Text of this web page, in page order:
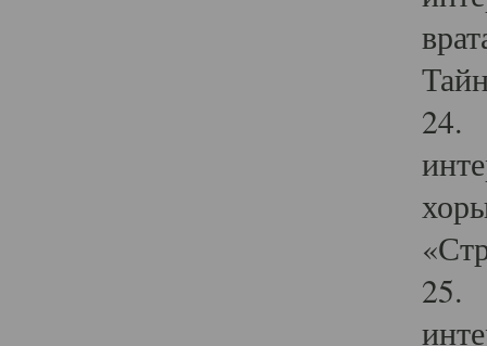
24.
25.